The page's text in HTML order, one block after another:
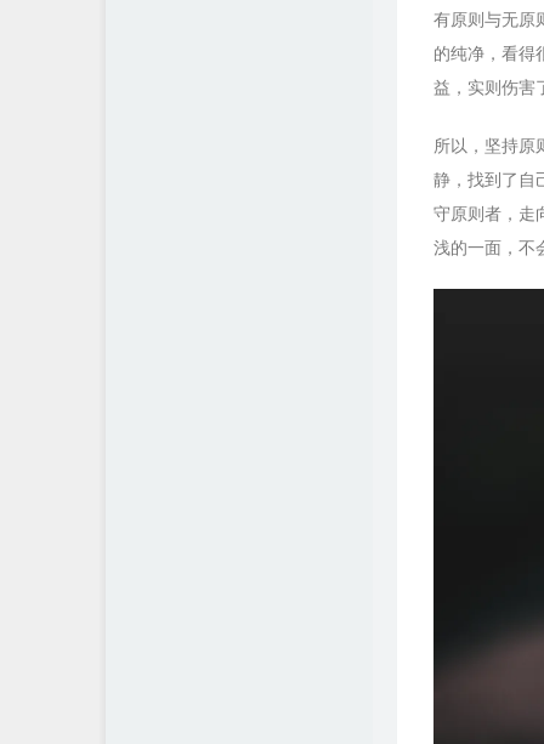
有原则与无原
的纯净，看得
益，实则伤害
所以，坚持原
静，找到了自
守原则者，走
浅的一面，不